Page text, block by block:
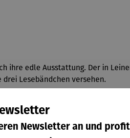
ihre edle Ausstattung. Der in
Lesebändchen versehen.
Bibel eine besondere
Newsletter an und